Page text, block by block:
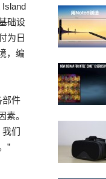
础设
为日
，编
部件
。
们
”